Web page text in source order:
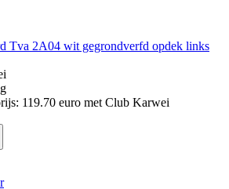
Tva 2A04 wit gegrondverfd opdek links
119.70 euro met Club Karwei